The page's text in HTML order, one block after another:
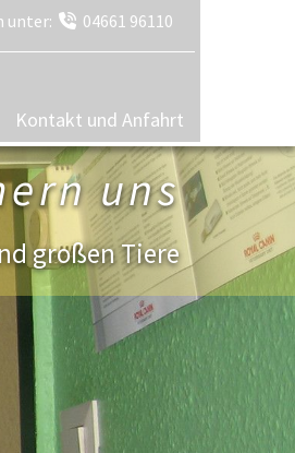
unter: 04661 96110
Kontakt und Anfahrt
uns
großen Tiere